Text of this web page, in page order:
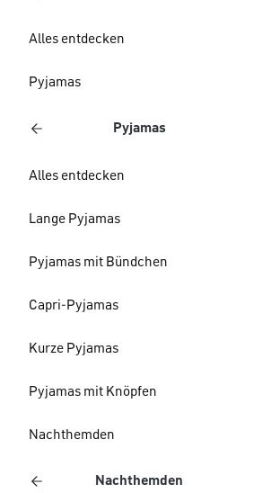
Alles entdecken
Pyjamas
Pyjamas
Alles entdecken
Lange Pyjamas
Pyjamas mit Bündchen
Capri-Pyjamas
Kurze Pyjamas
Pyjamas mit Knöpfen
Nachthemden
Nachthemden